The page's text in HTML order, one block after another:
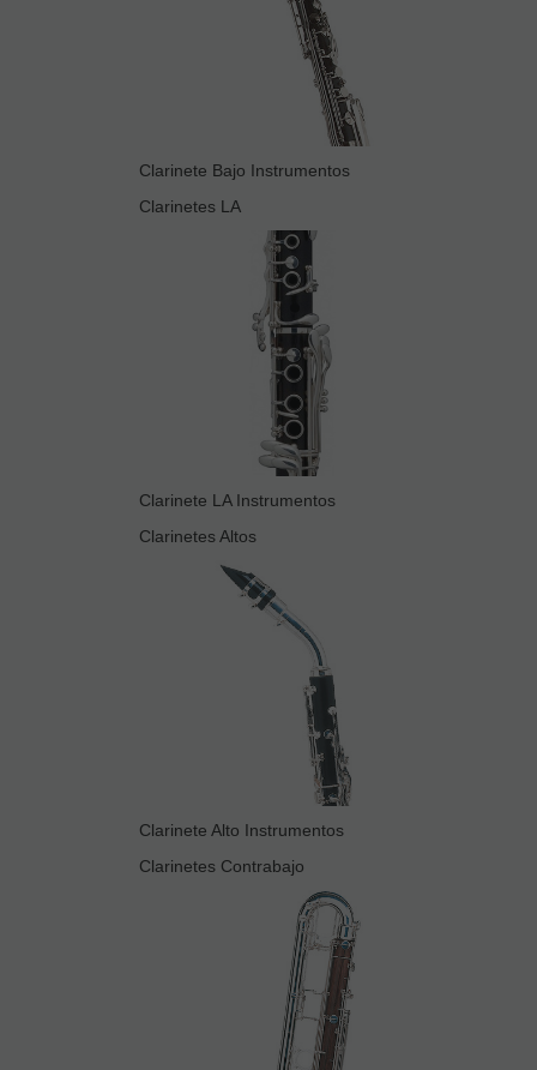
Clarinete Bajo Instrumentos
Clarinetes LA
Clarinete LA Instrumentos
Clarinetes Altos
Clarinete Alto Instrumentos
Clarinetes Contrabajo